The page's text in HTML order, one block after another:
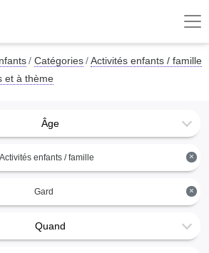
Catégories
Activités enfants / famille
et à thème
Âge
×
enfants / famille
×
Gard
Quand